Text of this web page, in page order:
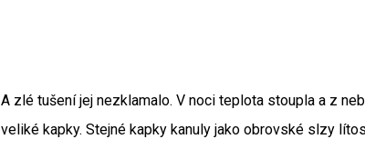
A zlé tušení jej nezklamalo. V noci teplota stoupla a z
veliké kapky. Stejné kapky kanuly jako obrovské slzy